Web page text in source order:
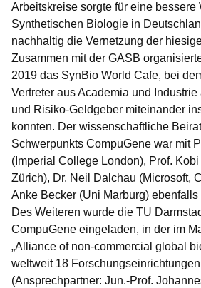
Arbeitskreise sorgte für eine bessere
Synthetischen Biologie in
nachhaltig die Vernetzung der
Zusammen mit der GASB
2019 das SynBio World Cafe, bei
Vertreter aus Academia und
und Risiko-Geldgeber miteinander
konnten. Der wissenschaftliche
Schwerpunkts CompuGene war mit
(Imperial College London), Prof.
Zürich), Dr. Neil Dalchau (Microsoft,
Anke Becker (Uni Marburg)
Des Weiteren wurde die TU
CompuGene eingeladen, in der im
„Alliance of non-commercial global
weltweit 18
(Ansprechpartner: Jun.-Prof.